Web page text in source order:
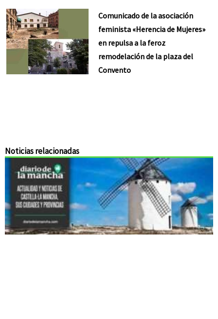
Comunicado de la asociación
feminista «Herencia de Mujeres»
en repulsa a la feroz
remodelación de la plaza del
Convento
Noticias relacionadas